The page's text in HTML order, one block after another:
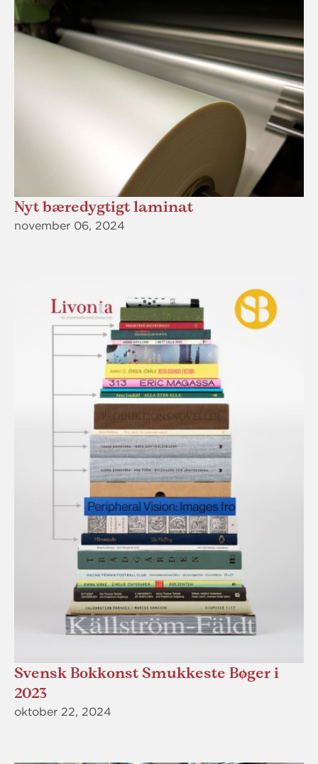
Nyt bæredygtigt laminat
november 06, 2024
Svensk Bokkonst Smukkeste Bøger i
2023
oktober 22, 2024